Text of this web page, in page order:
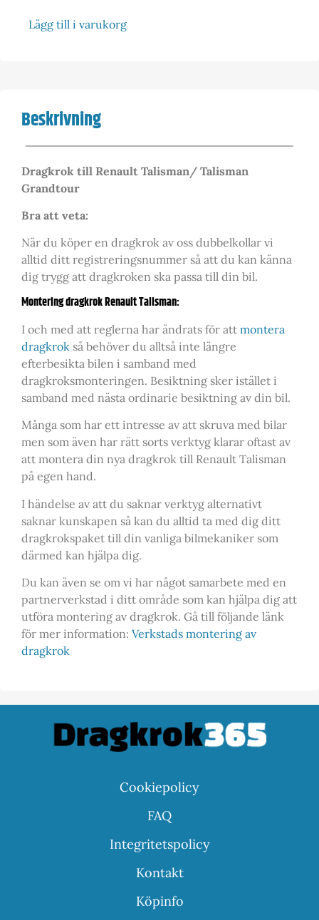
Lägg till i varukorg
Beskrivning
Dragkrok till Renault Talisman/ Talisman
Grandtour
Bra att veta:
När du köper en dragkrok av oss dubbelkollar vi
alltid ditt registreringsnummer så att du kan känna
dig trygg att dragkroken ska passa till din bil.
Montering dragkrok Renault Talisman:
I och med att reglerna har ändrats för att montera
dragkrok så behöver du alltså inte längre
efterbesikta bilen i samband med
dragkroksmonteringen. Besiktning sker istället i
samband med nästa ordinarie besiktning av din bil.
Många som har ett intresse av att skruva med bilar
men som även har rätt sorts verktyg klarar oftast av
att montera din nya dragkrok till Renault Talisman
på egen hand.
I händelse av att du saknar verktyg alternativt
saknar kunskapen så kan du alltid ta med dig ditt
dragkrokspaket till din vanliga bilmekaniker som
därmed kan hjälpa dig.
Du kan även se om vi har något samarbete med en
partnerverkstad i ditt område som kan hjälpa dig att
utföra montering av dragkrok. Gå till följande länk
för mer information: Verkstads montering av
dragkrok
Cookiepolicy
FAQ
Integritetspolicy
Kontakt
Köpinfo